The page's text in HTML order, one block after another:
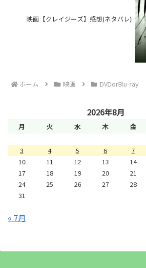
映画【クレイジーズ】感想(ネタバレ)
ホーム 映画 DVDorBlu-ray
2026年8月
月 火 水 木 金
3
4 5 6 7
10
11 12 13 14
17
18 19 20 21
24
25 26 27 28
31
« 7月